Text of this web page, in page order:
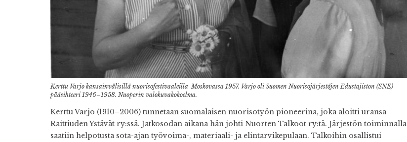
Kerttu Varjo kansainvälisillä nuorisofestivaaleilla Moskovassa 1957. Varjo oli Suomen Nuorisojärjestöjen Edustajiston (SNE)
pääsihteeri 1946–1958. Nuoperin valokuvakokoelma.
Kerttu Varjo (1910–2006) tunnetaan suomalaisen nuorisotyön pioneerina, joka aloitti uransa
Raittiuden Ystävät ry:ssä. Jatkosodan aikana hän johti Nuorten Talkoot ry:tä. Järjestön toiminnalla
saatiin helpotusta sota-ajan työvoima-, materiaali- ja elintarvikepulaan. Talkoihin osallistui